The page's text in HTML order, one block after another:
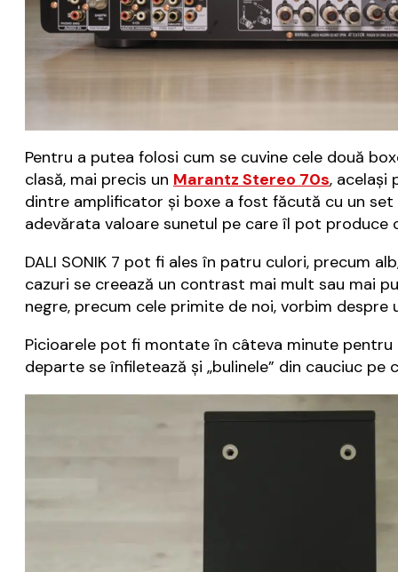
Pentru a putea folosi cum se cuvine cele două
clasă, mai precis un Marantz Stereo 70s, același
dintre amplificator și boxe a fost făcută cu un
adevărata valoare sunetul pe care îl pot produce
DALI SONIK 7 pot fi ales în patru culori, precum
cazuri se creează un contrast mai mult sau mai
negre, precum cele primite de noi, vorbim
Picioarele pot fi montate în câteva minute
departe se înfiletează și „bulinele” din cauciuc pe